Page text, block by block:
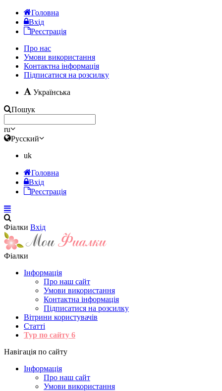
Головна
Вхід
Реєстрація
Про нас
Умови використання
Контактна інформація
Підписатися на розсилку
Українська
Пошук
ru
Русский
uk
Головна
Вхід
Реєстрація
Фіалки Вхід
Фіалки
Інформація
Про наш сайт
Умови використання
Контактна інформація
Підписатися на розсилку
Вітрини користувачів
Статті
Тур по сайту 6
Навігація по сайту
Інформація
Про наш сайт
Умови використання